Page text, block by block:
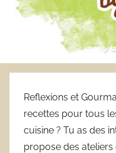
Reflexions et
recettes pour tous
cuisine ? Tu as des
propose des